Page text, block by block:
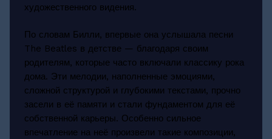
художественного видения.
По словам Билли, впервые она услышала песни
The Beatles в детстве — благодаря своим
родителям, которые часто включали классику рока
дома. Эти мелодии, наполненные эмоциями,
сложной структурой и глубокими текстами, прочно
засели в её памяти и стали фундаментом для её
собственной карьеры. Особенно сильное
впечатление на неё произвели такие композиции,